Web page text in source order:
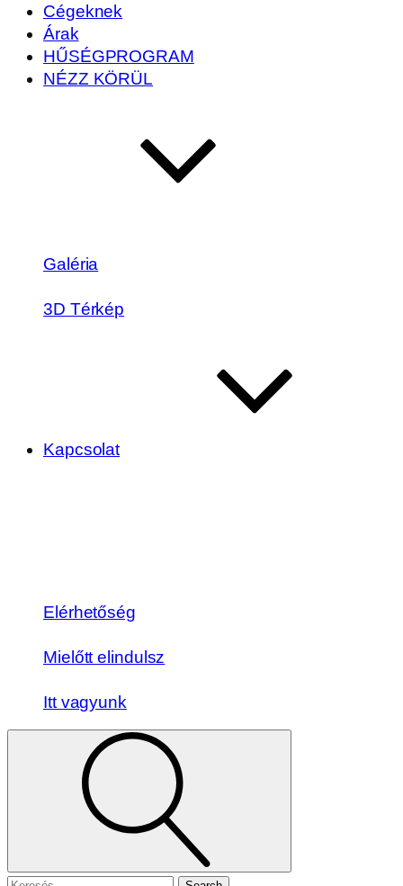
Cégeknek
Árak
HŰSÉGPROGRAM
NÉZZ KÖRÜL
Galéria
3D Térkép
Kapcsolat
Elérhetőség
Mielőtt elindulsz
Itt vagyunk